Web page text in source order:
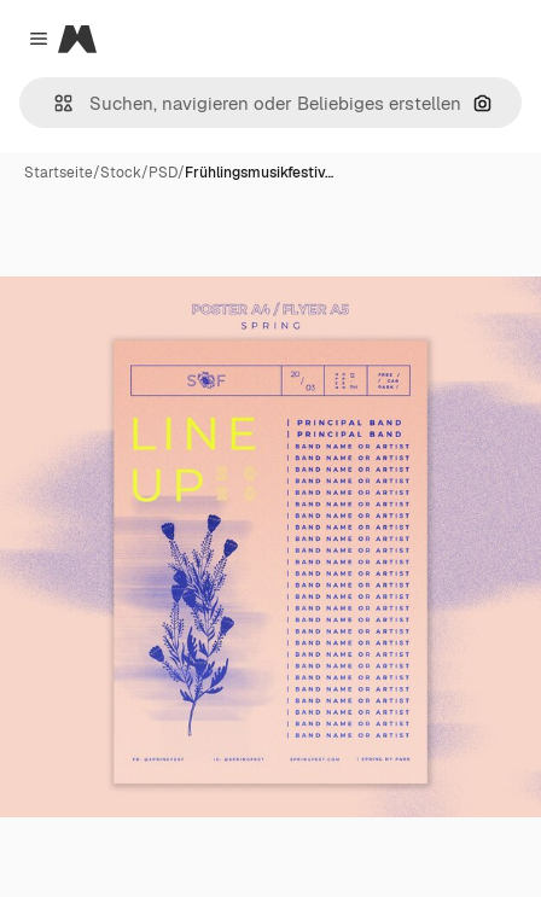
Close menu
Magnific
Nach
Startseite/Stock/PSD/Frühlingsmusikfestiv…